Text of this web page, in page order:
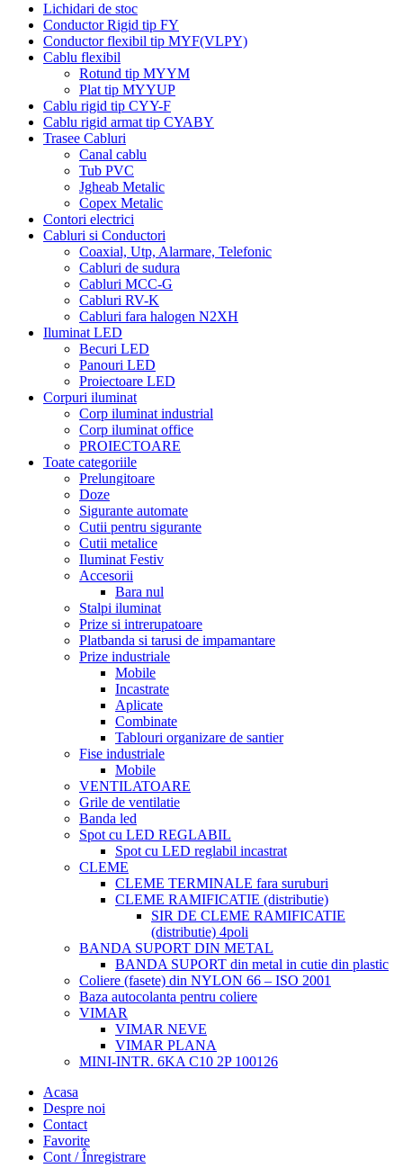
Lichidari de stoc
Conductor Rigid tip FY
Conductor flexibil tip MYF(VLPY)
Cablu flexibil
Rotund tip MYYM
Plat tip MYYUP
Cablu rigid tip CYY-F
Cablu rigid armat tip CYABY
Trasee Cabluri
Canal cablu
Tub PVC
Jgheab Metalic
Copex Metalic
Contori electrici
Cabluri si Conductori
Coaxial, Utp, Alarmare, Telefonic
Cabluri de sudura
Cabluri MCC-G
Cabluri RV-K
Cabluri fara halogen N2XH
Iluminat LED
Becuri LED
Panouri LED
Proiectoare LED
Corpuri iluminat
Corp iluminat industrial
Corp iluminat office
PROIECTOARE
Toate categoriile
Prelungitoare
Doze
Sigurante automate
Cutii pentru sigurante
Cutii metalice
Iluminat Festiv
Accesorii
Bara nul
Stalpi iluminat
Prize si intrerupatoare
Platbanda si tarusi de impamantare
Prize industriale
Mobile
Incastrate
Aplicate
Combinate
Tablouri organizare de santier
Fise industriale
Mobile
VENTILATOARE
Grile de ventilatie
Banda led
Spot cu LED REGLABIL
Spot cu LED reglabil incastrat
CLEME
CLEME TERMINALE fara suruburi
CLEME RAMIFICATIE (distributie)
SIR DE CLEME RAMIFICATIE
(distributie) 4poli
BANDA SUPORT DIN METAL
BANDA SUPORT din metal in cutie din plastic
Coliere (fasete) din NYLON 66 – ISO 2001
Baza autocolanta pentru coliere
VIMAR
VIMAR NEVE
VIMAR PLANA
MINI-INTR. 6KA C10 2P 100126
Acasa
Despre noi
Contact
Favorite
Cont / Înregistrare